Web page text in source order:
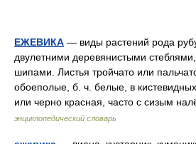
ЕЖЕВИКА — виды растений рода
двулетними деревянистыми
шипами. Листья тройчато или
обоеполые, б. ч. белые, в
или черно красная, часто с сизым
энциклопедический словарь